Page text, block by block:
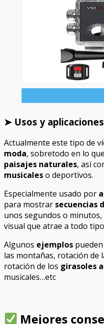
➤ Usos y aplicaciones
Actualmente este tipo de
moda, sobretodo en lo
paisajes naturales, así
musicaleso deportivos.
Especialmente usado por
para mostrar secuencias
unos segundos o
visual que atrae a todo
Algunos ejemplos
las montañas, rotación de
rotación de los girasoles
musicales…etc
Mejores